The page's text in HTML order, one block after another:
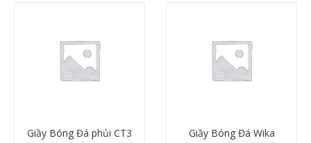
Giầy Bóng Đá phủi CT3
Giầy Bóng Đá Wika